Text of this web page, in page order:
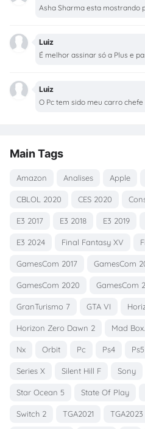
Asha Sharma esta mostrando
Luiz
É melhor assinar só a Plus e
Luiz
O Pc tem sido meu carro chefe
Main Tags
Amazon Analises Apple
CBLOL 2020 CES 2020
E3 2017 E3 2018 E3 2019
E3 2024 Final Fantasy XV
GamesCom 2017 GamesCom
GamesCom 2020 GamesCom
GranTurismo 7 GTA VI
Horizon Zero Dawn 2 Mad Box.
Nx Orbit Pc Ps4 Ps5
Series X Silent Hill F Sony
Star Ocean 5 State Of Play
Switch 2 TGA2021 TGA2023